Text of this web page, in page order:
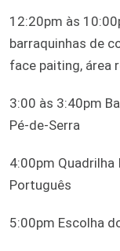
12:20pm às
barraquinhas de
face paiting, área
3:00 às 3:40pm
Pé-de-Serra
4:00pm
Português
5:00pm Escolha